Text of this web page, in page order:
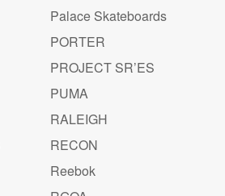
Palace Skateboards
PORTER
PROJECT SR’ES
PUMA
RALEIGH
RECON
Reebok